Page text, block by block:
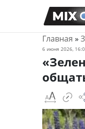
Главная »
6 июня 2026,